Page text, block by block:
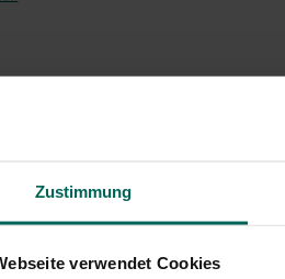
Zustimmung
verwendet Cookies